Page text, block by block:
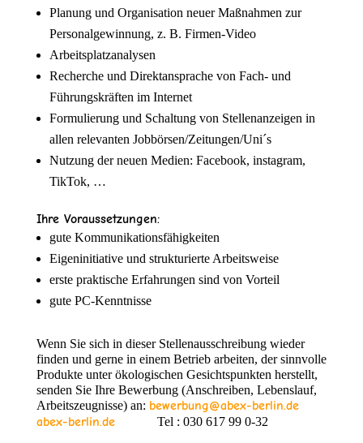
Planung und Organisation neuer Maßnahmen zur
Personalgewinnung, z. B. Firmen-Video
Arbeitsplatzanalysen
Recherche und Direktansprache von Fach- und
Führungskräften im Internet
Formulierung und Schaltung von Stellenanzeigen in
allen relevanten Jobbörsen/Zeitungen/Uni´s
Nutzung der neuen Medien: Facebook, instagram,
TikTok, …
Ihre Voraussetzungen:
gute Kommunikationsfähigkeiten
Eigeninitiative und strukturierte Arbeitsweise
erste praktische Erfahrungen sind von Vorteil
gute PC-Kenntnisse
Wenn Sie sich in dieser Stellenausschreibung wieder
finden und gerne in einem Betrieb arbeiten, der sinnvolle
Produkte unter ökologischen Gesichtspunkten herstellt,
senden Sie Ihre Bewerbung (Anschreiben, Lebenslauf,
Arbeitszeugnisse) an: bewerbung@abex-berlin.de
abex-berlin.deTel : 030 617 99 0-32